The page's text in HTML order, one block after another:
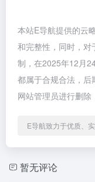
本站E导航提供的云
和完整性，同时，
制，在2025年12月
都属于合规合法，后
网站管理员进行删除
E导航致力于优质、
暂无评论